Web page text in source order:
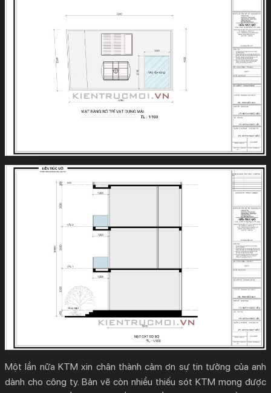
Một lần nữa KTM xin chân thành cảm ơn sự tin tưởng của anh
dành cho công ty. Bản vẽ còn nhiều thiếu sót KTM mong được